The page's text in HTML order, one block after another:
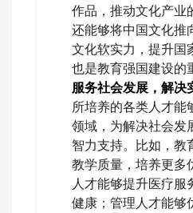
作品，推动文化产业
还能够将中国文化推
文化软实力，提升国
也是教育强国建设的
服务社会发展，解决
所培养的各类人才能
领域，为解决社会发
智力支持。比如，教
教学质量，培养更多
人才能够提升医疗服
健康；管理人才能够